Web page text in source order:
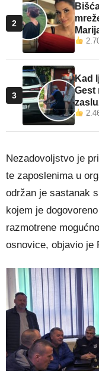
2
3
Kad
Gest
Nezadovoljstvo je
te zaposlenima u
održan je sastanak
kojem je
razmotrene
osnovice, objavio je